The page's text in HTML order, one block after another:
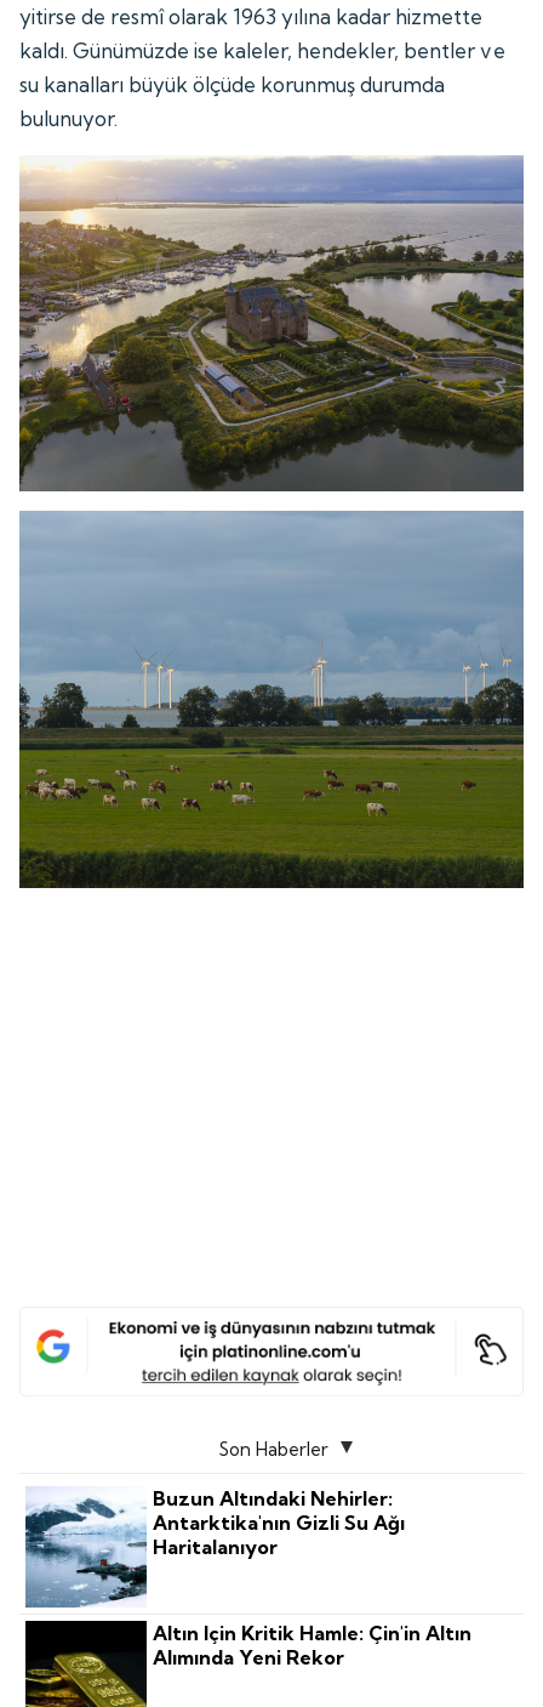
yitirse de resmî olarak 1963 yılına kadar hizmette
kaldı. Günümüzde ise kaleler, hendekler, bentler ve
su kanalları büyük ölçüde korunmuş durumda
bulunuyor.
Son Haberler
Buzun Altındaki Nehirler:
Antarktika'nın Gizli Su Ağı
Haritalanıyor
Altın Için Kritik Hamle: Çin'in Altın
Alımında Yeni Rekor